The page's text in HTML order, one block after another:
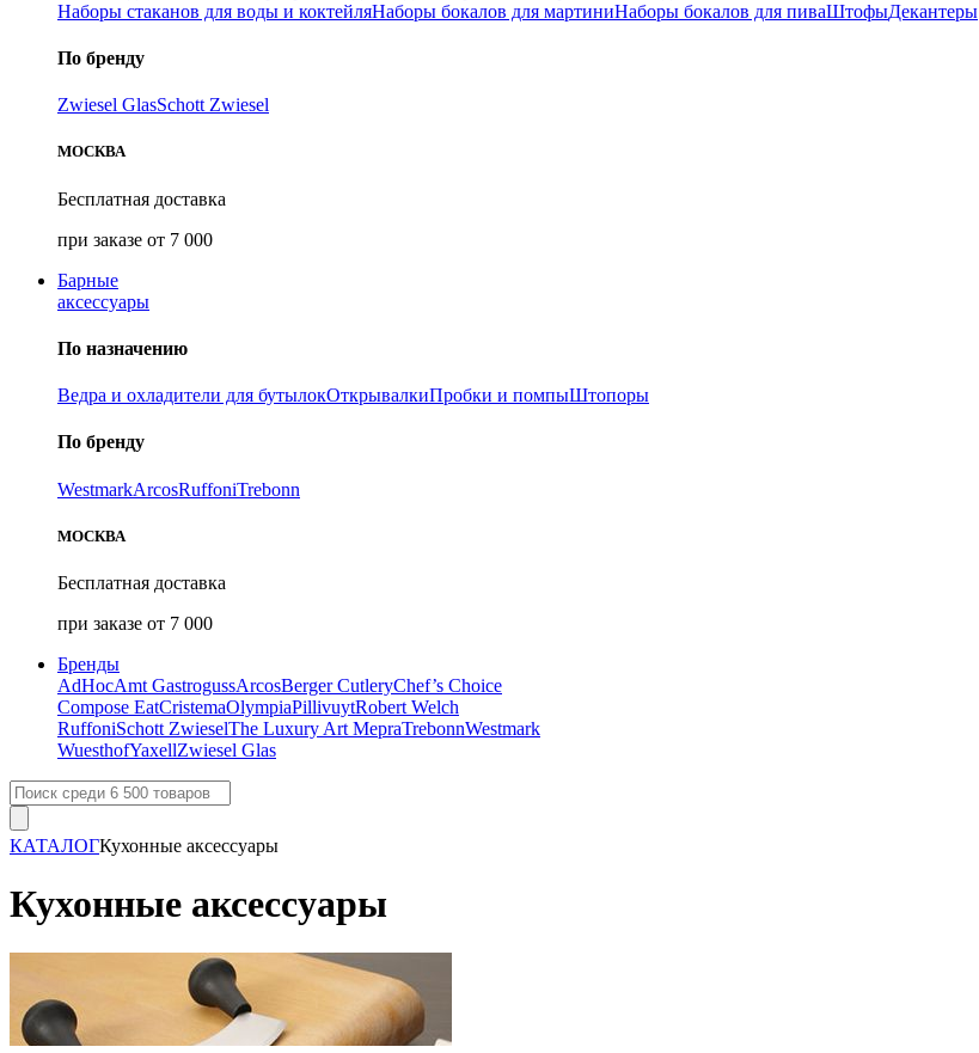
Наборы стаканов для воды и коктейляНаборы бокалов для мартиниНаборы бокалов для пиваШтофыДекантеры
По бренду
Zwiesel GlasSchott Zwiesel
МОСКВА
Бесплатная доставка
при заказе от 7 000
Барные
аксессуары
По назначению
Ведра и охладители для бутылокОткрывалкиПробки и помпыШтопоры
По бренду
WestmarkArcosRuffoniTrebonn
МОСКВА
Бесплатная доставка
при заказе от 7 000
Бренды
AdHocAmt GastrogussArcosBerger CutleryChef’s Choice
Compose EatCristemaOlympiaPillivuytRobert Welch
RuffoniSchott ZwieselThe Luxury Art MepraTrebonnWestmark
WuesthofYaxellZwiesel Glas
КАТАЛОГКухонные аксессуары
Кухонные аксессуары